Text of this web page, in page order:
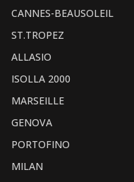
CANNES-BEAUSOLEIL
ST.TROPEZ
ALLASIO
ISOLLA 2000
MARSEILLE
GENOVA
PORTOFINO
MILAN